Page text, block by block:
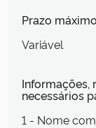
Prazo
Variável
Informações,
necessários
1 - Nome